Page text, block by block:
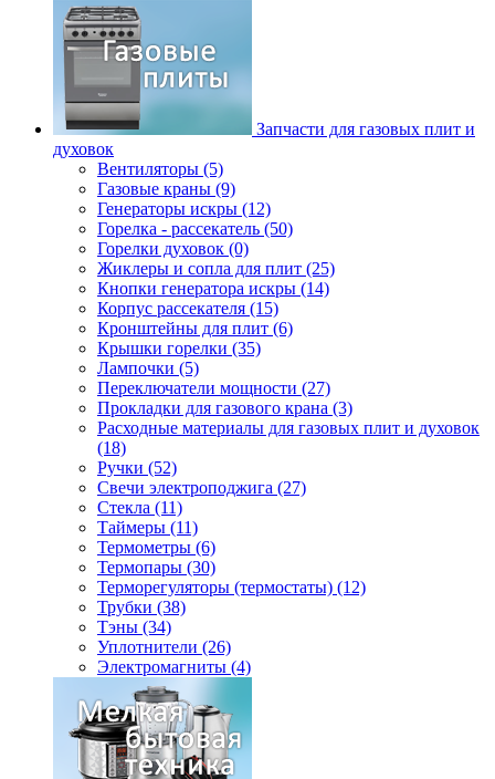
Запчасти для газовых плит и
духовок
Вентиляторы (5)
Газовые краны (9)
Генераторы искры (12)
Горелка - рассекатель (50)
Горелки духовок (0)
Жиклеры и сопла для плит (25)
Кнопки генератора искры (14)
Корпус рассекателя (15)
Кронштейны для плит (6)
Крышки горелки (35)
Лампочки (5)
Переключатели мощности (27)
Прокладки для газового крана (3)
Расходные материалы для газовых плит и духовок
(18)
Ручки (52)
Свечи электроподжига (27)
Стекла (11)
Таймеры (11)
Термометры (6)
Термопары (30)
Терморегуляторы (термостаты) (12)
Трубки (38)
Тэны (34)
Уплотнители (26)
Электромагниты (4)